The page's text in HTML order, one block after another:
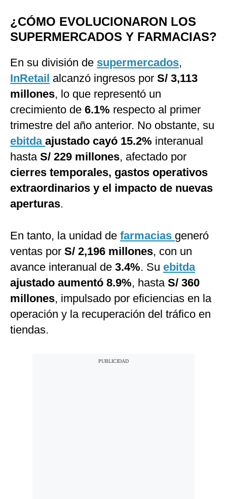
¿CÓMO EVOLUCIONARON LOS
SUPERMERCADOS Y FARMACIAS?
En su división de supermercados,
InRetail alcanzó ingresos por S/ 3,113
millones, lo que representó un
crecimiento de 6.1% respecto al primer
trimestre del año anterior. No obstante, su
ebitda ajustado cayó 15.2% interanual
hasta S/ 229 millones, afectado por
cierres temporales, gastos operativos
extraordinarios y el impacto de nuevas
aperturas.
En tanto, la unidad de farmacias generó
ventas por S/ 2,196 millones, con un
avance interanual de 3.4%. Su ebitda
ajustado aumentó 8.9%, hasta S/ 360
millones, impulsado por eficiencias en la
operación y la recuperación del tráfico en
tiendas.